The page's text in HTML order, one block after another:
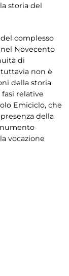
storia del
complesso
Novecento
di
non è
della storia.
fasi relative
Emiciclo, che
della
vocazione